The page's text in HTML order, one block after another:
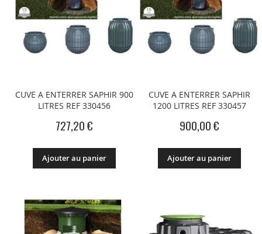
CUVE A ENTERRER SAPHIR 900
LITRES REF 330456
727,20 €
Ajouter au panier
CUVE A ENTERRER SAPHIR
1200 LITRES REF 330457
900,00 €
Ajouter au panier